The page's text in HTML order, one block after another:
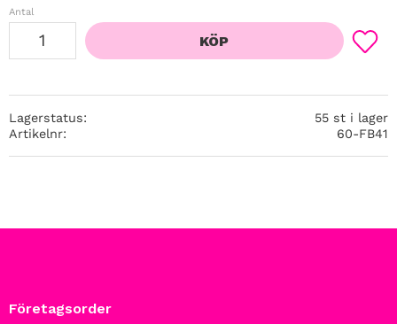
Antal
KÖP
Lägg
Lagerstatus
55 st i lager
Artikelnr
60-FB41
Företagsorder